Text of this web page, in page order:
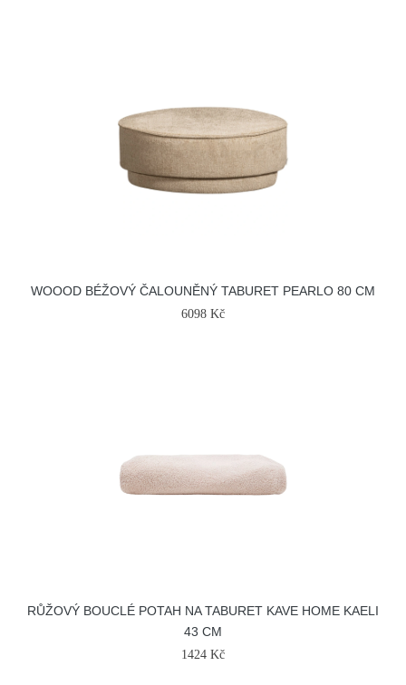
WOOOD BÉŽOVÝ ČALOUNĚNÝ TABURET PEARLO 80 CM
6098 Kč
RŮŽOVÝ BOUCLÉ POTAH NA TABURET KAVE HOME KAELI
43 CM
1424 Kč